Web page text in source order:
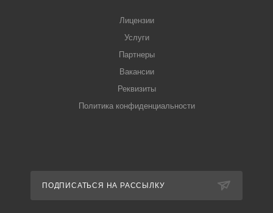
Лицензии
Услуги
Партнеры
Вакансии
Реквизиты
Политика конфиденциальности
ПОДПИСАТЬСЯ НА РАССЫЛКУ